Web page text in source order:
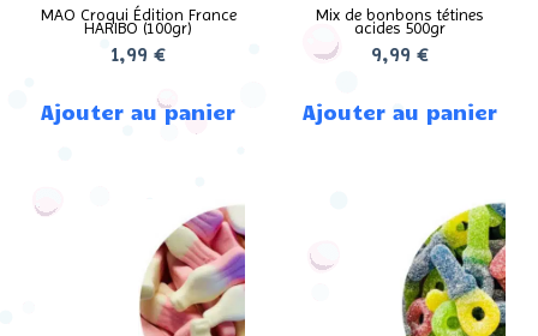
MAO Croqui Édition France
HARIBO (100gr)
1,99 €
Ajouter au panier
Mix de bonbons tétines
acides 500gr
9,99 €
Ajouter au panier